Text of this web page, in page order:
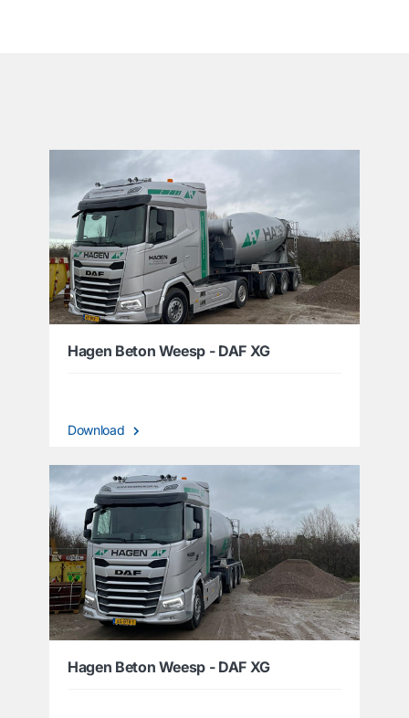
Hagen Beton Weesp - DAF XG
Download
Hagen Beton Weesp - DAF XG